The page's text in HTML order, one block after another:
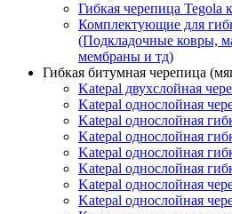
Гибкая черепица Tegola
Комплектующие для
(Подкладочные ковры,
мембраны и тд)
Гибкая битумная черепица
Katepal двухслойная
Katepal однослойная
Katepal однослойная
Katepal однослойная
Katepal однослойная
Katepal однослойная
Katepal однослойная
Katepal однослойная